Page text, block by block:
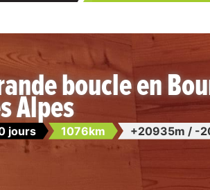
boucle en
Alpes
jours 1076km +20935m / -